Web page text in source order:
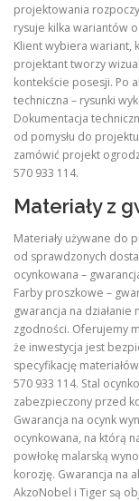
projektowania
rysuje kilka wariantów
Klient wybiera wariant,
projektant tworzy
kontekście posesji. Po
techniczna – rysunki
Dokumentacja
od pomysłu do
zamówić projekt
570 933 114.
Materiały z
Materiały używane do
od sprawdzonych
ocynkowana –
Farby proszkowe –
gwarancja na
zgodności. Oferujemy
że inwestycja jest
specyfikację
570 933 114. Stal
zabezpieczony przed
Gwarancja na ocynk
ocynkowana, na którą
powłokę malarską
korozję. Gwarancja na
AkzoNobel i Tiger są